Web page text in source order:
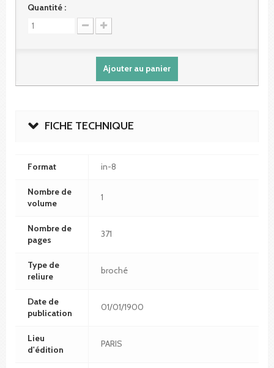
Quantité :
Ajouter au panier
FICHE TECHNIQUE
Format in-8
Nombre de
volume
1
Nombre de
pages
371
Type de
reliure
broché
Date de
publication
01/01/1900
Lieu
d'édition
PARIS